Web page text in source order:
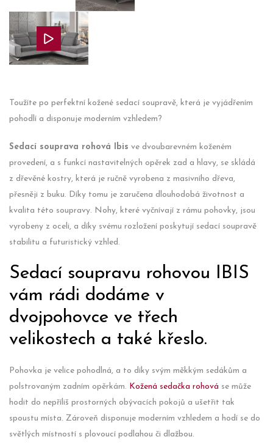
Toužíte po perfektní kožené sedací soupravě, která je vyjádřením
pohodlí a disponuje moderním vzhledem?
Sedací souprava rohová Ibis ve dvoubarevném koženém
provedení, a s funkcí nastavitelných opěrek zad a hlavy, se skládá
z dřevěné kostry, která je ručně vyrobena z masivního dřeva,
přesněji z buku. Díky tomu je zaručena dlouhodobá životnost a
kvalita této soupravy. Nohy, které vyčnívají z rámu pohovky, jsou
vyrobeny z oceli, a díky svému rozložení poskytují sedací soupravě
stabilitu a futuristický vzhled.
Sedací soupravu rohovou IBIS
vám rádi dodáme v
dvojpohovce ve třech
velikostech a také křeslo.
Pohovka je velice pohodlná, a to díky svým měkkým sedákům a
polstrovaným zadním opěrkám. Kožená sedačka rohová se může
hodit do nepříliš prostorných obývacích pokojů a ušetřit tak
spoustu místa. Zároveň disponuje moderním vzhledem a hodí se do
světlých místností s plovoucí podlahou či dlažbou.